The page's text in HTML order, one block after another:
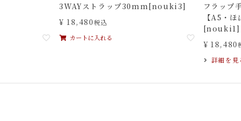
3WAYストラップ30mm[nouki3]
¥ 18,480税込
カートに入れる
フラップ
【A5・ほ
[nouki1]
¥ 18,480
詳細を見